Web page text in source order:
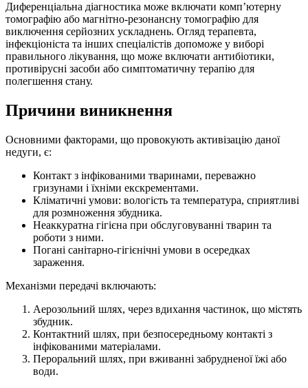
Диференціальна діагностика може включати комп’ютерну
томографію або магнітно-резонансну томографію для
виключення серйозних ускладнень. Огляд терапевта,
інфекціоніста та інших спеціалістів допоможе у виборі
правильного лікування, що може включати антибіотики,
противірусні засоби або симптоматичну терапію для
полегшення стану.
Причини виникнення
Основними факторами, що провокують активізацію даної
недуги, є:
Контакт з інфікованими тваринами, переважно
гризунами і їхніми екскрементами.
Кліматичні умови: вологість та температура, сприятливі
для розмноження збудника.
Неаккуратна гігієна при обслуговуванні тварин та
роботи з ними.
Погані санітарно-гігієнічні умови в осередках
зараження.
Механізми передачі включають:
Аерозольний шлях, через вдихання частинок, що містять
збудник.
Контактний шлях, при безпосередньому контакті з
інфікованими матеріалами.
Пероральний шлях, при вживанні забрудненої їжі або
води.